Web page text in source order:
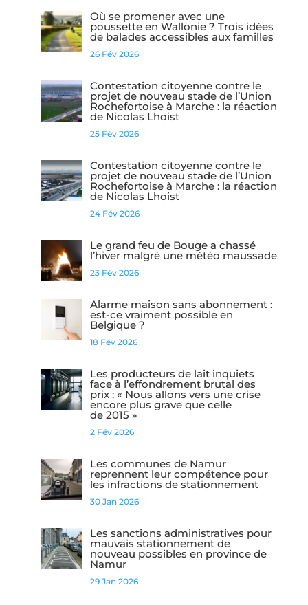
Où se promener avec une
poussette en Wallonie ? Trois idées
de balades accessibles aux familles
26 Fév 2026
Contestation citoyenne contre le
projet de nouveau stade de l’Union
Rochefortoise à Marche : la réaction
de Nicolas Lhoist
25 Fév 2026
Contestation citoyenne contre le
projet de nouveau stade de l’Union
Rochefortoise à Marche : la réaction
de Nicolas Lhoist
24 Fév 2026
Le grand feu de Bouge a chassé
l’hiver malgré une météo maussade
23 Fév 2026
Alarme maison sans abonnement :
est-ce vraiment possible en
Belgique ?
18 Fév 2026
Les producteurs de lait inquiets
face à l’effondrement brutal des
prix : « Nous allons vers une crise
encore plus grave que celle
de 2015 »
2 Fév 2026
Les communes de Namur
reprennent leur compétence pour
les infractions de stationnement
30 Jan 2026
Les sanctions administratives pour
mauvais stationnement de
nouveau possibles en province de
Namur
29 Jan 2026